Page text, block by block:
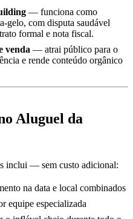
— funciona como
gelo, com disputa saudável
formal e nota fiscal.
venda — atrai público para o
e rende conteúdo orgânico
Aluguel da
inclui — sem custo adicional:
na data e local combinados
equipe especializada